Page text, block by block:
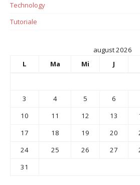
Technology
Tutoriale
august 2026
L
Ma Mi J
3
4 5 6
10
11 12 13
17
18 19 20
24
25 26 27
31